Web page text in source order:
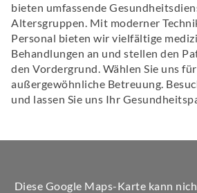
bieten umfassende
Altersgruppen. Mit moderner
Personal bieten wir vielfältige
Behandlungen an und stellen den
den Vordergrund. Wählen Sie uns
außergewöhnliche Betreuung.
und lassen Sie uns Ihr
Diese Google Maps-Karte kann